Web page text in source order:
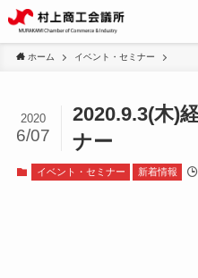
ホーム イベント・セミナー
2020.9.3(木)
ナー
2020
6/07
イベント・セミナー 新着情報